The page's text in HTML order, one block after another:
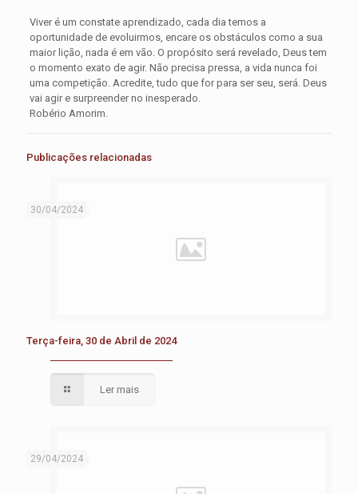
Viver é um constate aprendizado, cada dia temos a
oportunidade de evoluirmos, encare os obstáculos como a sua
maior lição, nada é em vão. O propósito será revelado, Deus tem
o momento exato de agir. Não precisa pressa, a vida nunca foi
uma competição. Acredite, tudo que for para ser seu, será. Deus
vai agir e surpreender no inesperado.
Robério Amorim.
Publicações relacionadas
30/04/2024
Terça-feira, 30 de Abril de 2024
Ler mais
29/04/2024